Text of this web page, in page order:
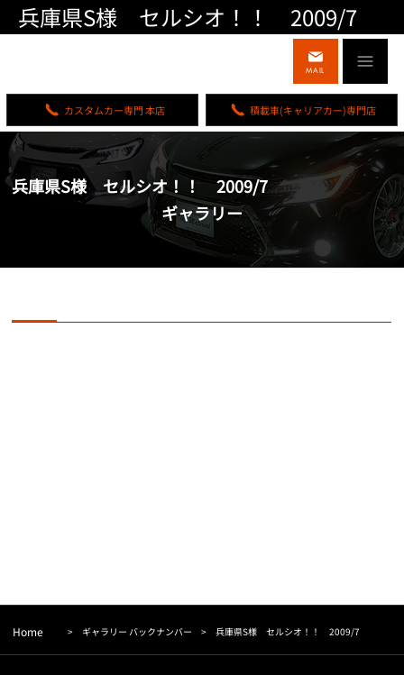
積載車(キャリアカー)専門店
カスタムカー専門 本店
MAIL
兵庫県S様 セルシオ！！ 2009/7
兵庫県S様 セルシオ！！ 2009/7
ギャラリー
Home > ギャラリー バックナンバー >兵庫県S様 セルシオ！！ 2009/7